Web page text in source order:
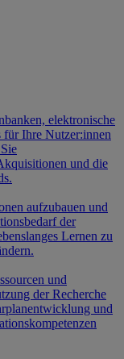
elektronische
Ihre Nutzer:innen
und die
aufzubauen und
der
Lernen zu
und
der Recherche
und